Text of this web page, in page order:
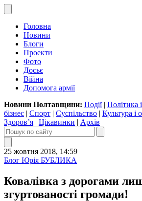
Головна
Новини
Блоги
Проекти
Фото
Досьє
Війна
Допомога армії
Новини Полтавщини: Події| Політика
бізнес | Спорт | Суспільство | Культура і
Здоров’я | Цікавинки | Архів
25 жовтня 2018, 14:59
Блог Юрія БУБЛИКА
Ковалівка з дорогами
згуртованості громади!